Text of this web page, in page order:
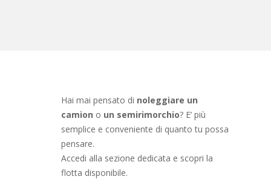
Hai mai pensato di noleggiare un
camion o un semirimorchio? E’ più
semplice e conveniente di quanto tu possa
pensare.
Accedi alla sezione dedicata e scopri la
flotta disponibile.